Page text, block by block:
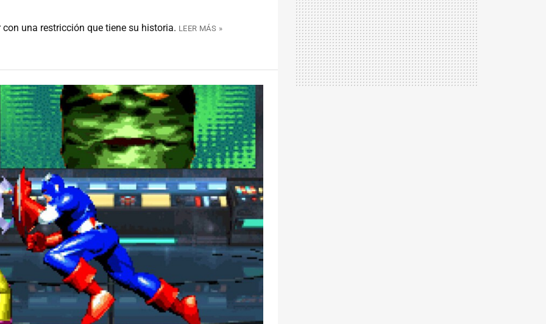
una restricción que tiene su historia. LEER MÁS »